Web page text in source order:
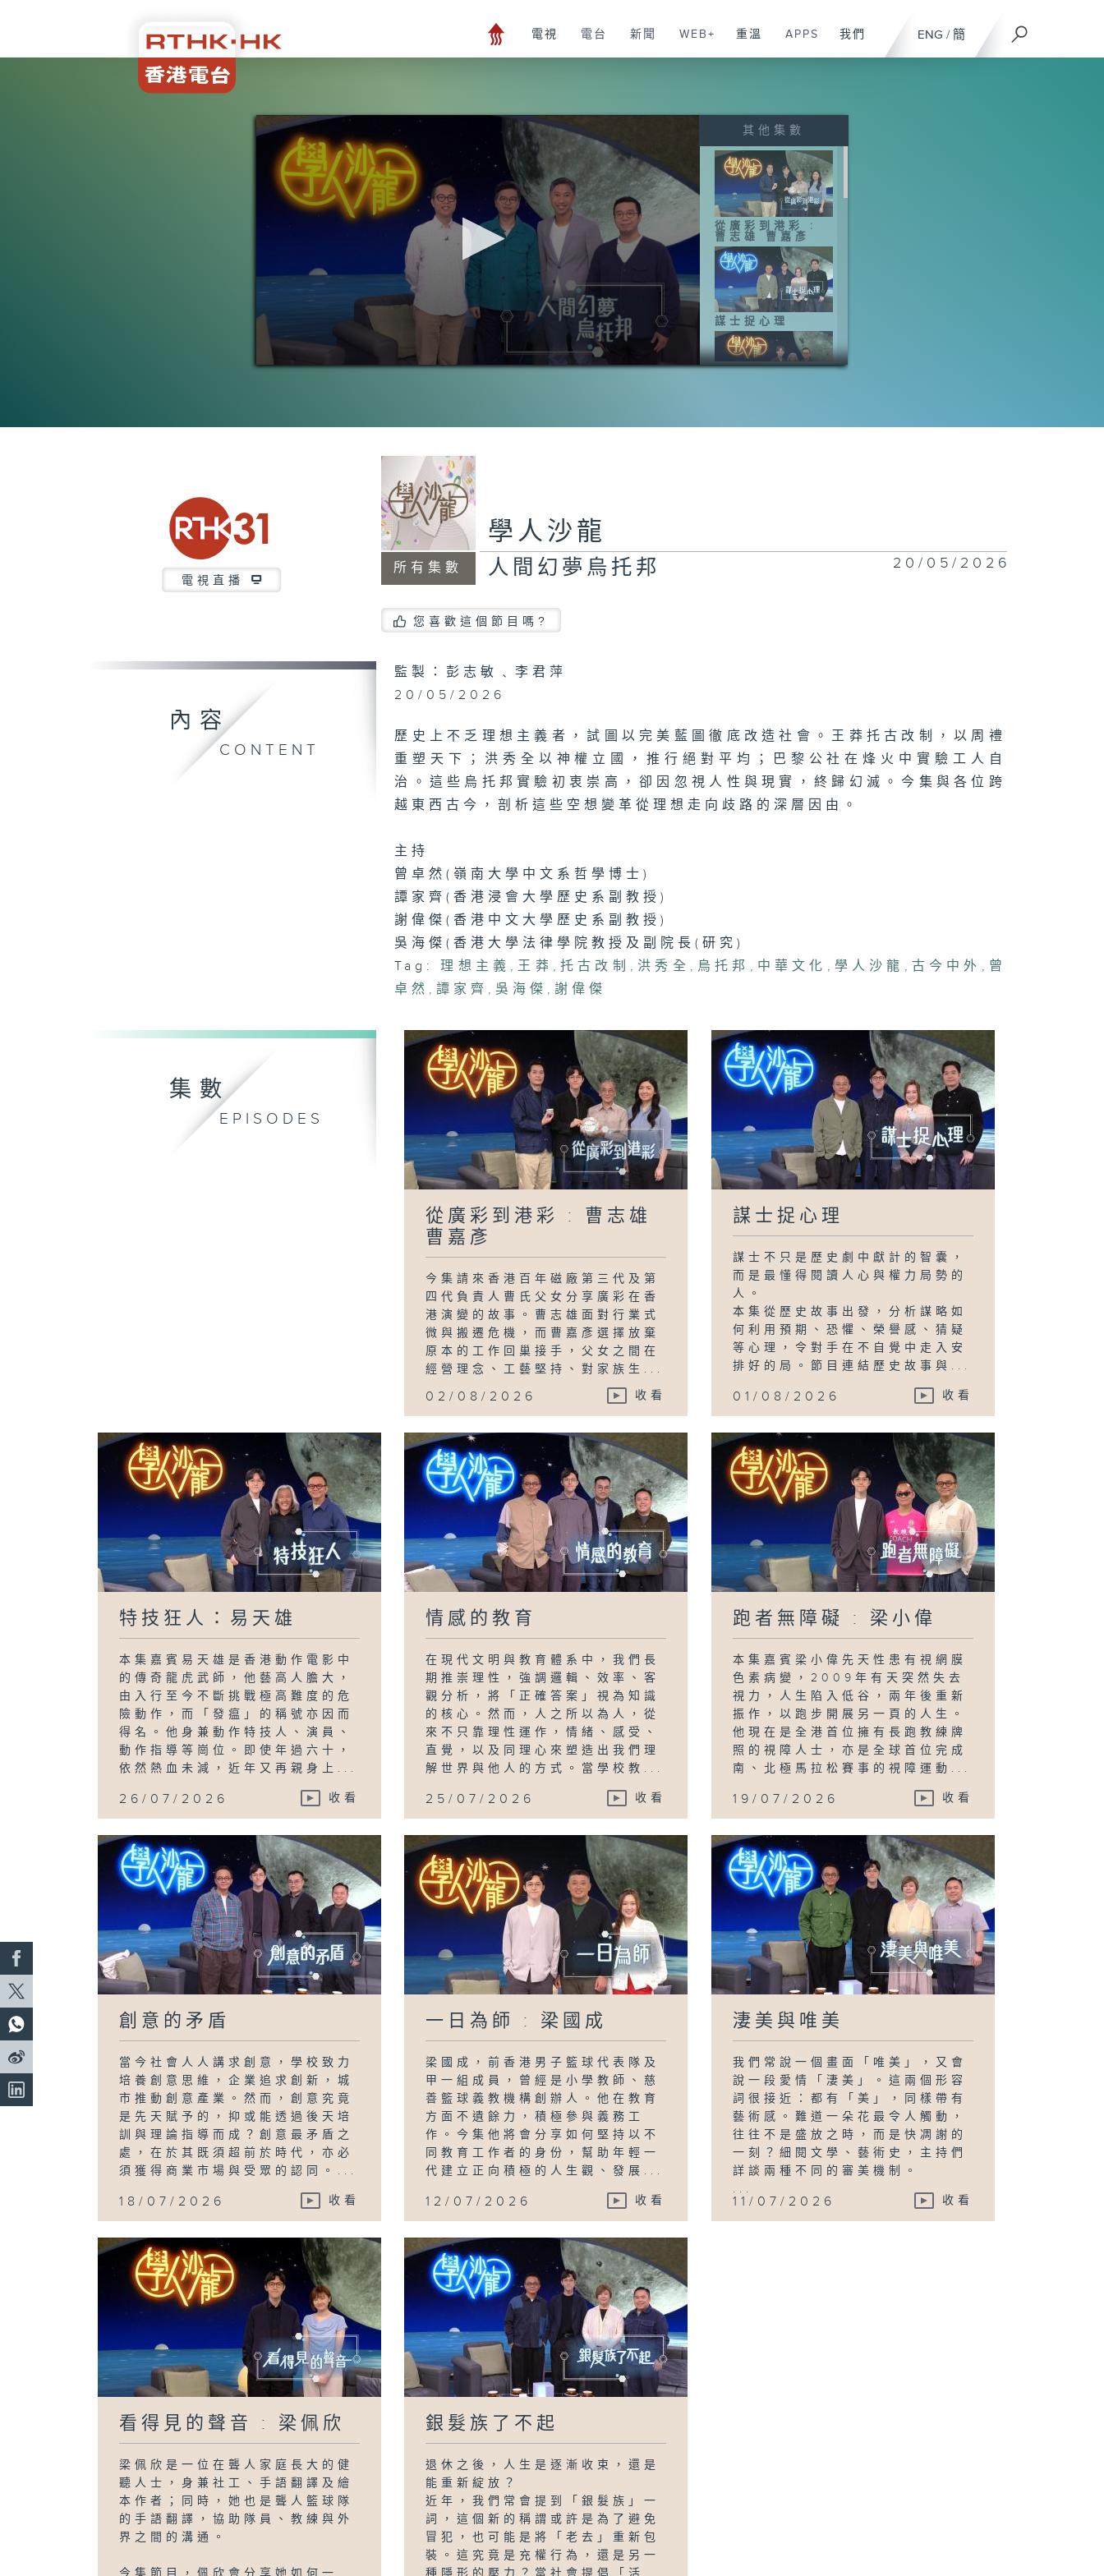
ENG / 簡
電視 電台 新聞 WEB+ 重溫 APPS 我們
0
其他集數
從廣彩到港彩 :
曹志雄 曹嘉彥
謀士捉心理
一日為師 : 梁國
成
看得見的聲音 :
梁佩欣
銀髮族了不起
電視直播
所有集數
學人沙龍
人間幻夢烏托邦 20/05/2026
您喜歡這個節目嗎?
內容
CONTENT
監製：彭志敏﹑李君萍
20/05/2026
歷史上不乏理想主義者，試圖以完美藍圖徹底改造社會。王莽托古改制，以周禮
重塑天下；洪秀全以神權立國，推行絕對平均；巴黎公社在烽火中實驗工人自
治。這些烏托邦實驗初衷崇高，卻因忽視人性與現實，終歸幻滅。今集與各位跨
越東西古今，剖析這些空想變革從理想走向歧路的深層因由。
主持
曾卓然(嶺南大學中文系哲學博士)
譚家齊(香港浸會大學歷史系副教授)
謝偉傑(香港中文大學歷史系副教授)
吳海傑(香港大學法律學院教授及副院長(研究)
Tag:
理想主義 ,王莽 , 托古改制 , 洪秀全 , 烏托邦 , 中華文化 , 學人沙龍 , 古今中外 , 曾
卓然 ,譚家齊 , 吳海傑 , 謝偉傑
集數
EPISODES
從廣彩到港彩 : 曹志雄
曹嘉彥
今集請來香港百年磁廠第三代及第
四代負責人曹氏父女分享廣彩在香
港演變的故事。曹志雄面對行業式
微與搬遷危機，而曹嘉彥選擇放棄
原本的工作回巢接手，父女之間在
經營理念、工藝堅持、對家族生...
02/08/2026 收看
謀士捉心理
謀士不只是歷史劇中獻計的智囊，
而是最懂得閱讀人心與權力局勢的
人。
本集從歷史故事出發，分析謀略如
何利用預期、恐懼、榮譽感、猜疑
等心理，令對手在不自覺中走入安
排好的局。節目連結歷史故事與...
01/08/2026 收看
特技狂人：易天雄
本集嘉賓易天雄是香港動作電影中
的傳奇龍虎武師，他藝高人膽大，
由入行至今不斷挑戰極高難度的危
險動作，而「發瘟」的稱號亦因而
得名。他身兼動作特技人、演員、
動作指導等崗位。即使年過六十，
依然熱血未減，近年又再親身上...
26/07/2026 收看
情感的教育
在現代文明與教育體系中，我們長
期推崇理性，強調邏輯、效率、客
觀分析，將「正確答案」視為知識
的核心。然而，人之所以為人，從
來不只靠理性運作，情緒、感受、
直覺，以及同理心來塑造出我們理
解世界與他人的方式。當學校教...
25/07/2026 收看
跑者無障礙 : 梁小偉
本集嘉賓梁小偉先天性患有視網膜
色素病變，2009年有天突然失去
視力，人生陷入低谷，兩年後重新
振作，以跑步開展另一頁的人生。
他現在是全港首位擁有長跑教練牌
照的視障人士，亦是全球首位完成
南、北極馬拉松賽事的視障運動...
19/07/2026 收看
創意的矛盾
當今社會人人講求創意，學校致力
培養創意思維，企業追求創新，城
市推動創意產業。然而，創意究竟
是先天賦予的，抑或能透過後天培
訓與理論指導而成？創意最矛盾之
處，在於其既須超前於時代，亦必
須獲得商業市場與受眾的認同。...
18/07/2026 收看
一日為師 : 梁國成
梁國成，前香港男子籃球代表隊及
甲一組成員，曾經是小學教師、慈
善籃球義教機構創辦人。他在教育
方面不遺餘力，積極參與義務工
作。今集他將會分享如何堅持以不
同教育工作者的身份，幫助年輕一
代建立正向積極的人生觀、發展...
12/07/2026 收看
淒美與唯美
我們常說一個畫面「唯美」，又會
說一段愛情「淒美」。這兩個形容
詞很接近：都有「美」，同樣帶有
藝術感。難道一朵花最令人觸動，
往往不是盛放之時，而是快凋謝的
一刻？細閱文學、藝術史，主持們
詳談兩種不同的審美機制。
...
11/07/2026 收看
看得見的聲音 : 梁佩欣
梁佩欣是一位在聾人家庭長大的健
聽人士，身兼社工、手語翻譯及繪
本作者；同時，她也是聾人籃球隊
的手語翻譯，協助隊員、教練與外
界之間的溝通。
銀髮族了不起
退休之後，人生是逐漸收束，還是
能重新綻放？
近年，我們常會提到「銀髮族」一
詞，這個新的稱謂或許是為了避免
冒犯，也可能是將「老去」重新包
裝。這究竟是充權行為，還是另一